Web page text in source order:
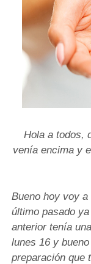
Hola a todos,
venía encima y
Bueno hoy voy
último pasado
anterior tenía
lunes 16 y
preparación que